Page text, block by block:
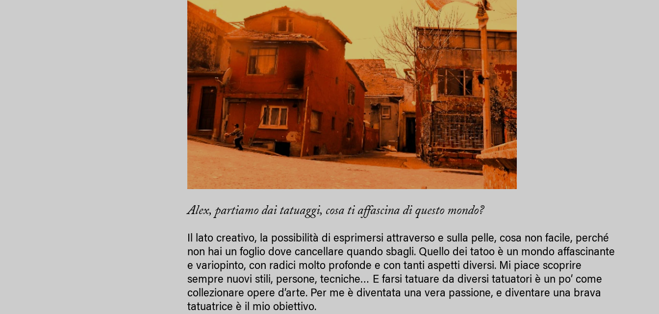
Alex, partiamo dai tatuaggi, cosa ti affascina di questo mondo?
Il lato creativo, la possibilità di esprimersi attraverso e sulla pelle, cosa non facile, perché
non hai un foglio dove cancellare quando sbagli. Quello dei tatoo è un mondo affascinante
e variopinto, con radici molto profonde e con tanti aspetti diversi. Mi piace scoprire
sempre nuovi stili, persone, tecniche… E farsi tatuare da diversi tatuatori è un po’ come
collezionare opere d’arte. Per me è diventata una vera passione, e diventare una brava
tatuatrice è il mio obiettivo.